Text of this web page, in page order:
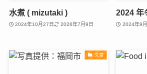
水煮 ( mizutaki )
2024年10月27日 2026年7月9日
2024 年
2024年9
文章